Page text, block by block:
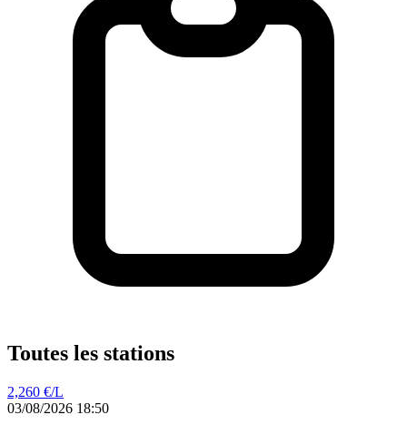
Toutes les stations
2,260 €/L
03/08/2026 18:50